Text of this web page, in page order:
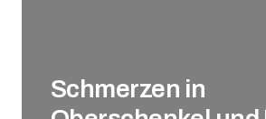
Schmerzen in